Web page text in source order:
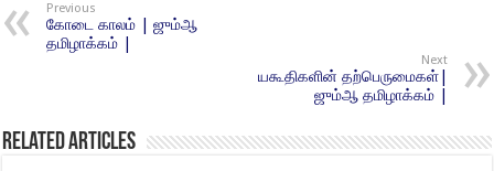
Previous
கோடை காலம் | ஜும்ஆ
தமிழாக்கம் |
Next
யகூதிகளின் தற்பெருமைகள்|
ஜும்ஆ தமிழாக்கம் |
Related Articles